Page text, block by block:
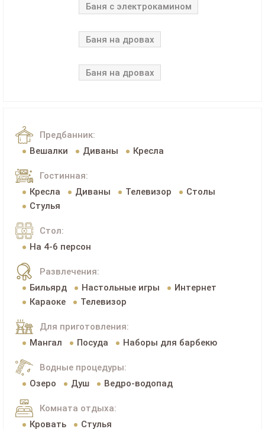
Баня с электрокамином
Баня на дровах
Баня на дровах
Предбанник:
Вешалки
Диваны Кресла
Гостинная:
Кресла
Диваны Телевизор
Столы
Стулья
Стол:
На 4-6 персон
Развлечения:
Бильярд
Настольные игры
Интернет
Караоке
Телевизор
Для приготовления:
Мангал
Посуда Наборы для барбекю
Водные процедуры:
Озеро
Душ Ведро-водопад
Комната отдыха:
Кровать
Стулья